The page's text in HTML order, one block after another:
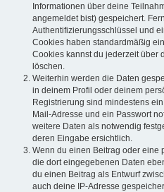
Informationen über deine
angemeldet bist) gespeichert.
Authentifizierungsschlüssel und
Cookies haben standardmäßig
Cookies kannst du jederzeit über
löschen.
Weiterhin werden die Daten
in deinem Profil oder deinem
Registrierung sind mindestens
Mail-Adresse und ein Passwort
weitere Daten als notwendig
deren Eingabe ersichtlich.
Wenn du einen Beitrag oder eine
die dort eingegebenen Daten
du einen Beitrag als Entwurf
auch deine IP-Adresse